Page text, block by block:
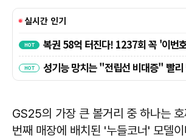
GS25의 가장 큰 볼거리 중 하나는
번째 매장에 배치된 '누들코너' 모델